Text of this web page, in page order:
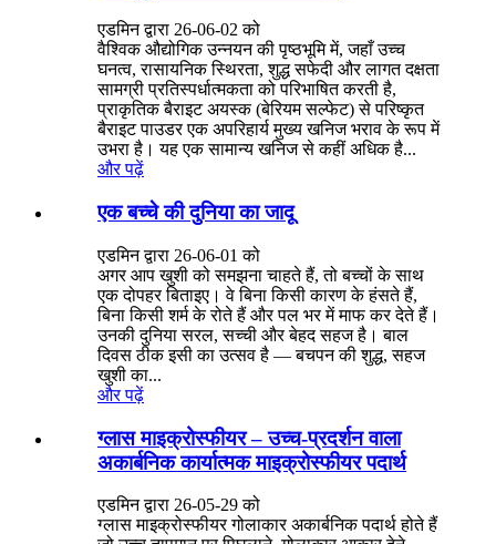
एडमिन द्वारा 26-06-02 को
वैश्विक औद्योगिक उन्नयन की पृष्ठभूमि में, जहाँ उच्च
घनत्व, रासायनिक स्थिरता, शुद्ध सफेदी और लागत दक्षता
सामग्री प्रतिस्पर्धात्मकता को परिभाषित करती है,
प्राकृतिक बैराइट अयस्क (बेरियम सल्फेट) से परिष्कृत
बैराइट पाउडर एक अपरिहार्य मुख्य खनिज भराव के रूप में
उभरा है। यह एक सामान्य खनिज से कहीं अधिक है...
और पढ़ें
एक बच्चे की दुनिया का जादू
एडमिन द्वारा 26-06-01 को
अगर आप खुशी को समझना चाहते हैं, तो बच्चों के साथ
एक दोपहर बिताइए। वे बिना किसी कारण के हंसते हैं,
बिना किसी शर्म के रोते हैं और पल भर में माफ कर देते हैं।
उनकी दुनिया सरल, सच्ची और बेहद सहज है। बाल
दिवस ठीक इसी का उत्सव है — बचपन की शुद्ध, सहज
खुशी का...
और पढ़ें
ग्लास माइक्रोस्फीयर – उच्च-प्रदर्शन वाला
अकार्बनिक कार्यात्मक माइक्रोस्फीयर पदार्थ
एडमिन द्वारा 26-05-29 को
ग्लास माइक्रोस्फीयर गोलाकार अकार्बनिक पदार्थ होते हैं